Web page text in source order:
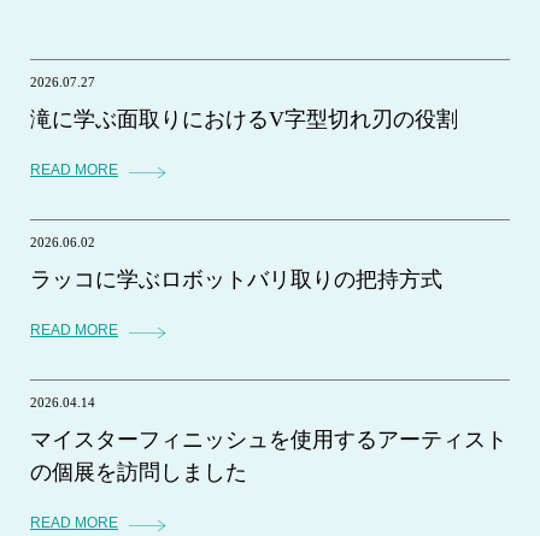
2026.07.27
滝に学ぶ面取りにおけるV字型切れ刃の役割
READ MORE
2026.06.02
ラッコに学ぶロボットバリ取りの把持方式
READ MORE
2026.04.14
マイスターフィニッシュを使用するアーティスト
の個展を訪問しました
READ MORE